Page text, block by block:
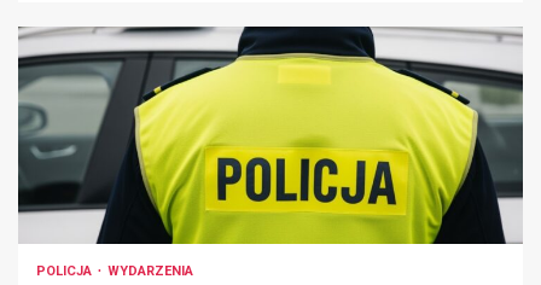
POLICJA WYDARZENIA